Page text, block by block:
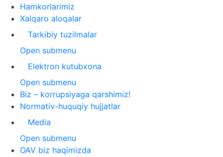
Hamkorlarimiz
Xalqaro aloqalar
Tarkibiy tuzilmalar
Open submenu
Elektron kutubxona
Open submenu
Biz – korrupsiyaga qarshimiz!
Normativ-huquqiy hujjatlar
Media
Open submenu
OAV biz haqimizda